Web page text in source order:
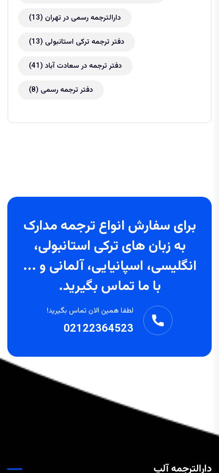
دارالترجمه رسمی در تهران (13)
دفتر ترجمه ترکی استانبولی (13)
دفتر ترجمه در سعادت آباد (41)
دفتر ترجمه رسمی (8)
برای سفارش انواع ترجمه مدارک
به زبان های ترکی استانبولی،
انگلیسی، اسپانیایی، آلمانی و ...
با ما تماس بگیرید.
لطفا همین الان تماس بگیرید!
02122364523
دارالترجمه آلپ